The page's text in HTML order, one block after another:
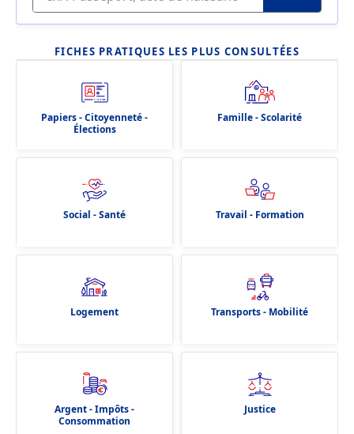
FICHES PRATIQUES LES PLUS CONSULTÉES
Papiers - Citoyenneté -
Élections
Famille - Scolarité
Social - Santé Travail - Formation
Logement Transports - Mobilité
Argent - Impôts -
Consommation
Justice